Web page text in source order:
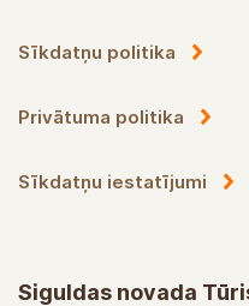
Sīkdatņu politika
Privātuma politika
Sīkdatņu iestatījumi
Siguldas novada